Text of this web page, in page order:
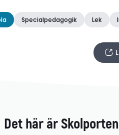
Specialpedagogik Lek
Det här är Skolporten